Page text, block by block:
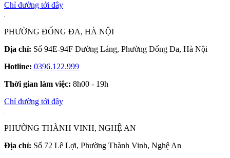
Chỉ đường tới đây
PHƯỜNG ĐỐNG ĐA, HÀ NỘI
Địa chỉ: Số 94E-94F Đường Láng, Phường Đống Đa, Hà Nội
Hotline: 0396.122.999
Thời gian làm việc: 8h00 - 19h
Chỉ đường tới đây
PHƯỜNG THÀNH VINH, NGHỆ AN
Địa chỉ: Số 72 Lê Lợi, Phường Thành Vinh, Nghệ An